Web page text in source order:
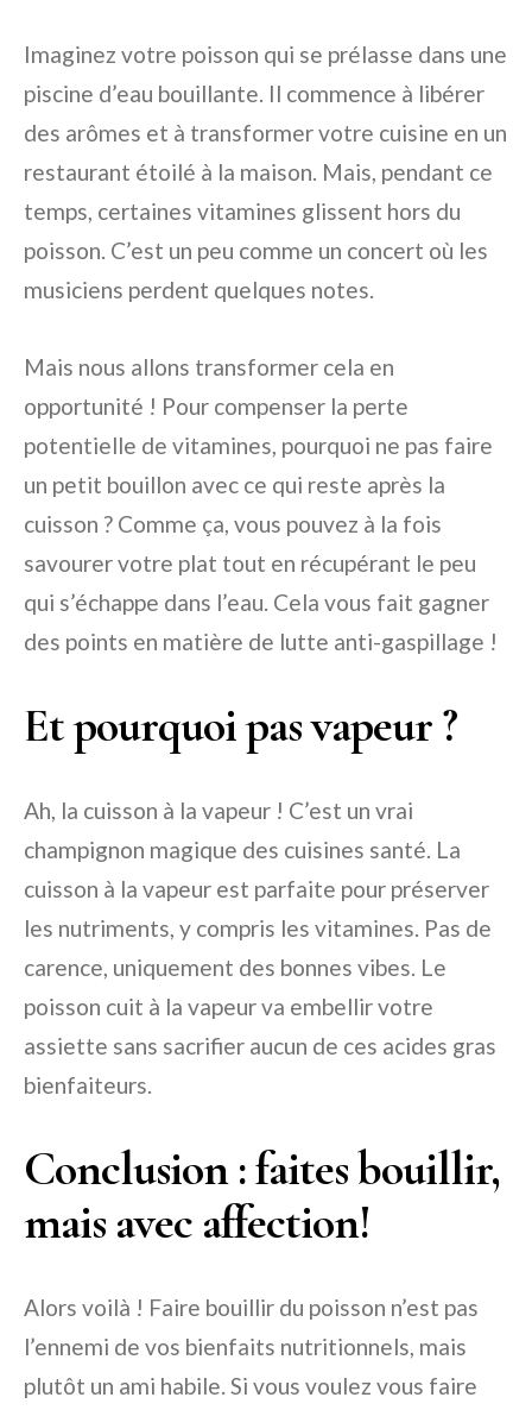
Imaginez votre poisson qui se prélasse dans une
piscine d’eau bouillante. Il commence à libérer
des arômes et à transformer votre cuisine en un
restaurant étoilé à la maison. Mais, pendant ce
temps, certaines vitamines glissent hors du
poisson. C’est un peu comme un concert où les
musiciens perdent quelques notes.
Mais nous allons transformer cela en
opportunité ! Pour compenser la perte
potentielle de vitamines, pourquoi ne pas faire
un petit bouillon avec ce qui reste après la
cuisson ? Comme ça, vous pouvez à la fois
savourer votre plat tout en récupérant le peu
qui s’échappe dans l’eau. Cela vous fait gagner
des points en matière de lutte anti-gaspillage !
Et pourquoi pas vapeur ?
Ah, la cuisson à la vapeur ! C’est un vrai
champignon magique des cuisines santé. La
cuisson à la vapeur est parfaite pour préserver
les nutriments, y compris les vitamines. Pas de
carence, uniquement des bonnes vibes. Le
poisson cuit à la vapeur va embellir votre
assiette sans sacrifier aucun de ces acides gras
bienfaiteurs.
Conclusion : faites bouillir,
mais avec affection!
Alors voilà ! Faire bouillir du poisson n’est pas
l’ennemi de vos bienfaits nutritionnels, mais
plutôt un ami habile. Si vous voulez vous faire